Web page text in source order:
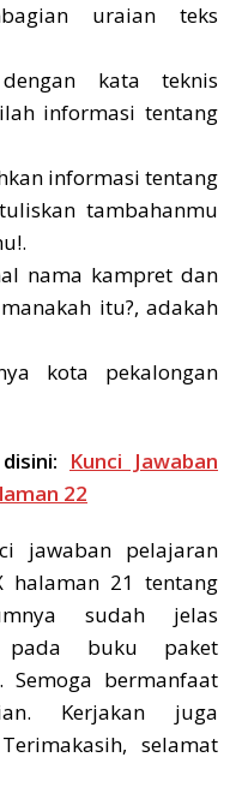
uraian teks
kata teknis
informasi tentang
informasi tentang
tambahanmu
nama kampret dan
itu?, adakah
kota pekalongan
Kunci Jawaban
22
jawaban pelajaran
halaman 21 tentang
sudah jelas
pada buku paket
bermanfaat
Kerjakan juga
selamat